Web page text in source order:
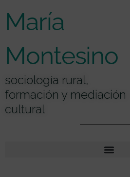
María
Montesino
sociología rural,
formación y mediación
cultural